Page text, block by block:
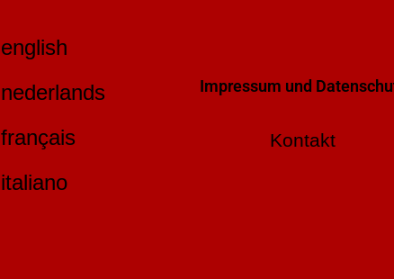
english
nederlands
français
italiano
Impressum und
Kontakt